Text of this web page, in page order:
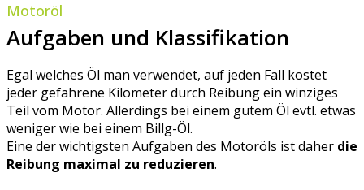
Motoröl
Aufgaben und Klassifikation
Egal welches Öl man verwendet, auf jeden Fall kostet
jeder gefahrene Kilometer durch Reibung ein winziges
Teil vom Motor. Allerdings bei einem gutem Öl evtl. etwas
weniger wie bei einem Billg-Öl.
Eine der wichtigsten Aufgaben des Motoröls ist daher die
Reibung maximal zu reduzieren.